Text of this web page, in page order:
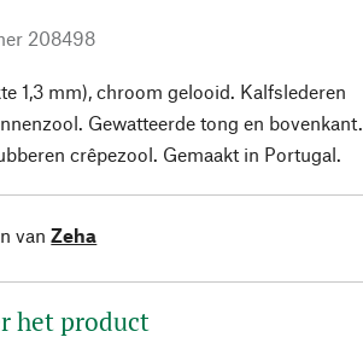
208498
1,3 mm), chroom gelooid. Kalfslederen
Gewatteerde tong en bovenkant.
crêpezool. Gemaakt in Portugal.
van Zeha
het product